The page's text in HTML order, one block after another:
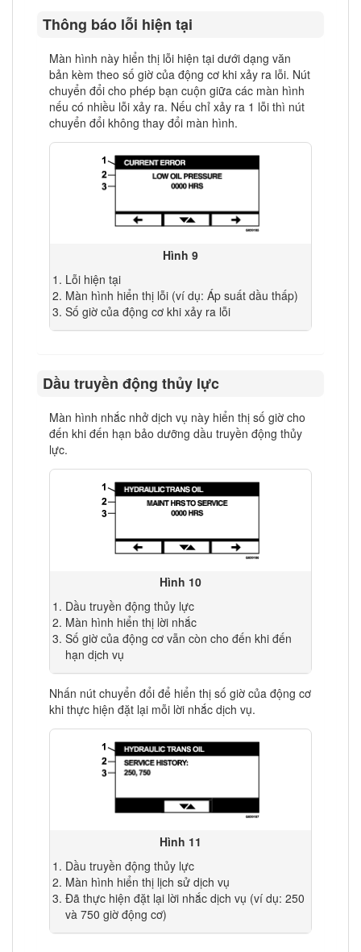
Thông báo lỗi hiện tại
Màn hình này hiển thị lỗi hiện tại dưới dạng văn
bản kèm theo số giờ của động cơ khi xảy ra lỗi. Nút
chuyển đổi cho phép bạn cuộn giữa các màn hình
nếu có nhiều lỗi xảy ra. Nếu chỉ xảy ra 1 lỗi thì nút
chuyển đổi không thay đổi màn hình.
Hình 9
Lỗi hiện tại
Màn hình hiển thị lỗi (ví dụ: Áp suất dầu thấp)
Số giờ của động cơ khi xảy ra lỗi
Dầu truyền động thủy lực
Màn hình nhắc nhở dịch vụ này hiển thị số giờ cho
đến khi đến hạn bảo dưỡng dầu truyền động thủy
lực.
Hình 10
Dầu truyền động thủy lực
Màn hình hiển thị lời nhắc
Số giờ của động cơ vẫn còn cho đến khi đến
hạn dịch vụ
Nhấn nút chuyển đổi để hiển thị số giờ của động cơ
khi thực hiện đặt lại mỗi lời nhắc dịch vụ.
Hình 11
Dầu truyền động thủy lực
Màn hình hiển thị lịch sử dịch vụ
Đã thực hiện đặt lại lời nhắc dịch vụ (ví dụ: 250
và 750 giờ động cơ)